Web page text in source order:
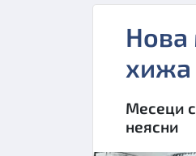
Нова
хижа
Месеци
неясни